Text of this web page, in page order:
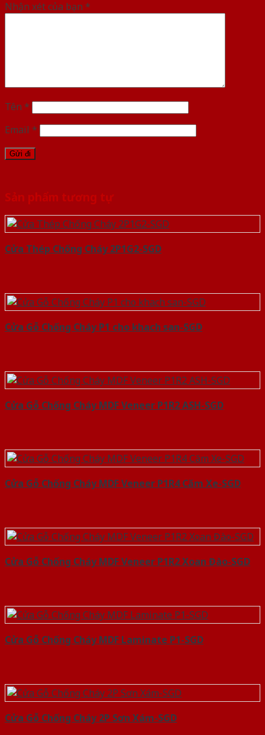
Nhận xét của bạn *
Tên *
Email *
Sản phẩm tương tự
Cửa Thép Chống Cháy 2P1G2-SGD
Cửa Gỗ Chống Cháy P1 cho khach san-SGD
Cửa Gỗ Chống Cháy MDF Veneer P1R2 ASH-SGD
Cửa Gỗ Chống Cháy MDF Veneer P1R4 Căm Xe-SGD
Cửa Gỗ Chống Cháy MDF Veneer P1R2 Xoan Đào-SGD
Cửa Gỗ Chống Cháy MDF Laminate P1-SGD
Cửa Gỗ Chống Cháy 2P Sơn Xám-SGD